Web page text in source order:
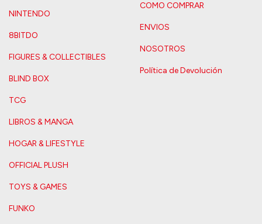
NINTENDO
8BITDO
FIGURES & COLLECTIBLES
BLIND BOX
TCG
LIBROS & MANGA
HOGAR & LIFESTYLE
OFFICIAL PLUSH
TOYS & GAMES
FUNKO
COMO COMPRAR
ENVIOS
NOSOTROS
Política de Devolución